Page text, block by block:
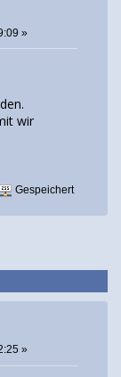
»
wir
Gespeichert
»